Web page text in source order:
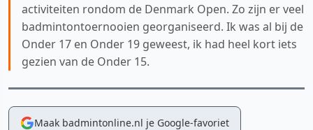
activiteiten rondom de Denmark Open. Zo zijn er veel
badmintontoernooien georganiseerd. Ik was al bij de
Onder 17 en Onder 19 geweest, ik had heel kort iets
gezien van de Onder 15.
Maak badmintonline.nl je Google-favoriet